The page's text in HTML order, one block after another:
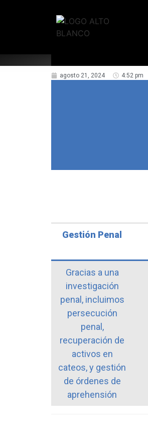
agosto 21, 2024 4:52 pm
Gestión Penal
Gracias a una
investigación
penal, incluimos
persecución
penal,
recuperación de
activos en
cateos, y gestión
de órdenes de
aprehensión